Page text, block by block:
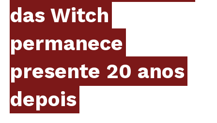
das Witch
permanece
presente 20 anos
depois